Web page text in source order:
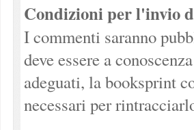
Condizioni per l'invio
I commenti saranno
deve essere a
adeguati, la booksprint
necessari per